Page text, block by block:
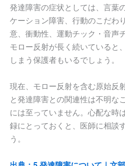
発達障害の症状としては、言葉
ケーション障害、行動のこだわ
意、衝動性、運動チック・音声
モロー反射が長く続いていると
しまう保護者もいるでしょう。
現在、モロー反射を含む原始反
と発達障害との関連性は不明な
には至っていません。心配な時
録にとっておくと、医師に相談
う。